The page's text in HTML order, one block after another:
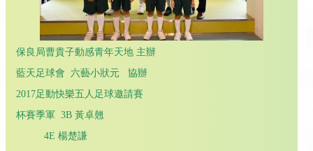
保良局曹貴子動感青年天地 主辦
藍天足球會 六藝小狀元 協辦
2017足動快樂五人足球邀請賽
杯賽季軍 3B 黃卓翹
4E 楊楚謙